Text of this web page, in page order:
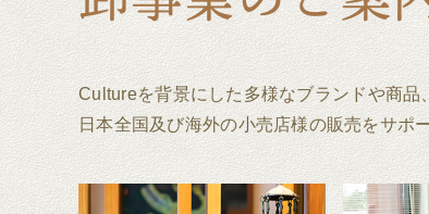
Cultureを背景にした多様なブランドや商品
日本全国及び海外の小売店様の販売をサポ